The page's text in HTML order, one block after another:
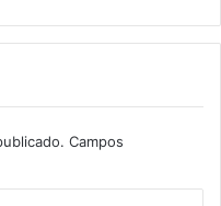
Campos